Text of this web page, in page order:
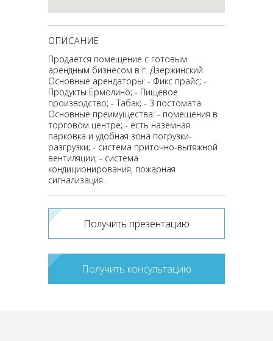
ОПИСАНИЕ
Продается помещение с готовым
арендным бизнесом в г. Дзержинский.
Основные арендаторы: - Фикс прайс; -
Продукты Ермолино; - Пищевое
производство; - Табак; - 3 постомата.
Основные преимущества: - помещения в
торговом центре; - есть наземная
парковка и удобная зона погрузки-
разгрузки; - система приточно-вытяжной
вентиляции; - система
кондиционирования, пожарная
сигнализация.
Получить презентацию
Получить консультацию